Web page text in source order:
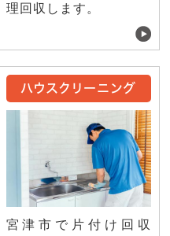
理回収します。
ハウスクリーニング
宮津市で片付け回収